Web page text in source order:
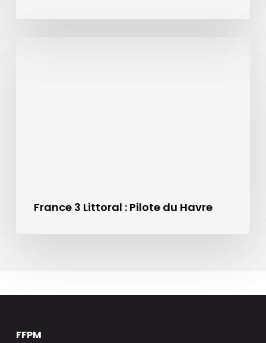
France 3 Littoral : Pilote du Havre
FFPM